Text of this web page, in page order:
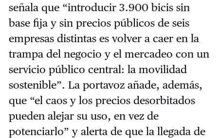
señala que “introducir 3.900 bicis sin
base fija y sin precios públicos de seis
empresas distintas es volver a caer en la
trampa del negocio y el mercadeo con un
servicio público central: la movilidad
sostenible”. La portavoz añade, además,
que “el caos y los precios desorbitados
pueden alejar su uso, en vez de
potenciarlo” y alerta de que la llegada de